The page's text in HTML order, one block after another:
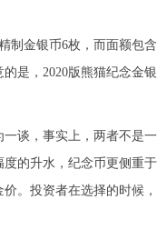
金银币6枚，而面额包
是，2020版熊猫纪念金
谈，事实上，两者不是
的升水，纪念币更侧重
。投资者在选择的时候